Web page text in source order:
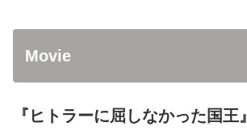
Movie
『ヒトラーに屈しなかった国王』